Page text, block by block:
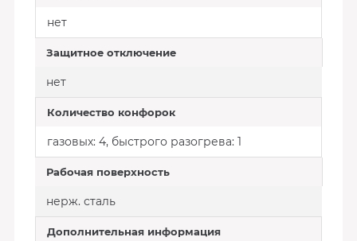
нет
Защитное отключение
нет
Количество конфорок
газовых: 4, быстрого разогрева: 1
Рабочая поверхность
нерж. сталь
Дополнительная информация